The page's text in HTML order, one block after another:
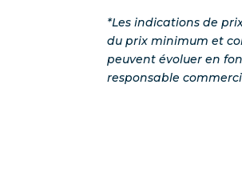
*Les indications de
du prix minimum et
peuvent évoluer en
responsable